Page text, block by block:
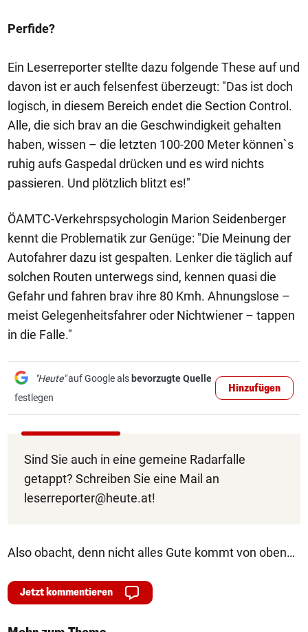
Perfide?
Ein Leserreporter stellte dazu folgende These auf und
davon ist er auch felsenfest überzeugt: "Das ist doch
logisch, in diesem Bereich endet die Section Control.
Alle, die sich brav an die Geschwindigkeit gehalten
haben, wissen – die letzten 100-200 Meter können`s
ruhig aufs Gaspedal drücken und es wird nichts
passieren. Und plötzlich blitzt es!"
ÖAMTC-Verkehrspsychologin Marion Seidenberger
kennt die Problematik zur Genüge: "Die Meinung der
Autofahrer dazu ist gespalten. Lenker die täglich auf
solchen Routen unterwegs sind, kennen quasi die
Gefahr und fahren brav ihre 80 Kmh. Ahnungslose –
meist Gelegenheitsfahrer oder Nichtwiener – tappen
in die Falle."
"Heute"auf Google als bevorzugte Quelle
festlegen
Hinzufügen
Sind Sie auch in eine gemeine Radarfalle
getappt? Schreiben Sie eine Mail an
leserreporter@heute.at!
Also obacht, denn nicht alles Gute kommt von oben…
Jetzt kommentieren